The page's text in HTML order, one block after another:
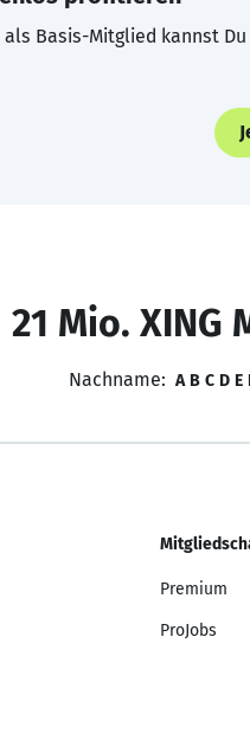
als Basis-Mitglied kannst
21 Mio. XING
Nachname: A B C D E
Premium
ProJobs